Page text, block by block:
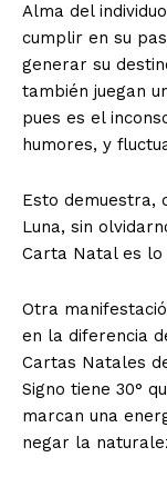
Alma del
cumplir en su
generar su
también juegan
pues es el
humores, y
Esto demuestra,
Luna, sin
Carta Natal es lo
Otra
en la diferencia
Cartas Natales
Signo tiene 30°
marcan una
negar la